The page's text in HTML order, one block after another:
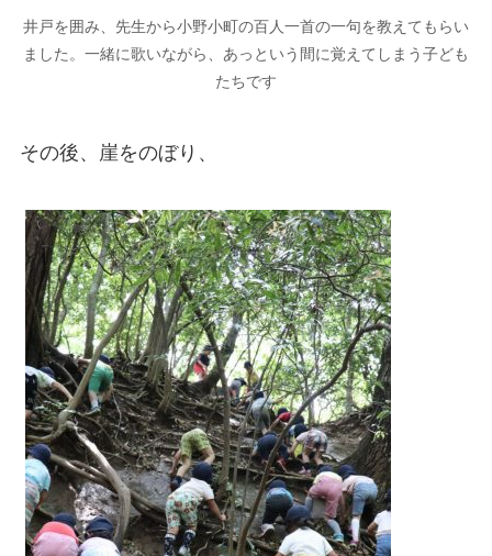
井戸を囲み、先生から小野小町の百人一首の一句を教えてもらい
ました。一緒に歌いながら、あっという間に覚えてしまう子ども
たちです
その後、崖をのぼり、